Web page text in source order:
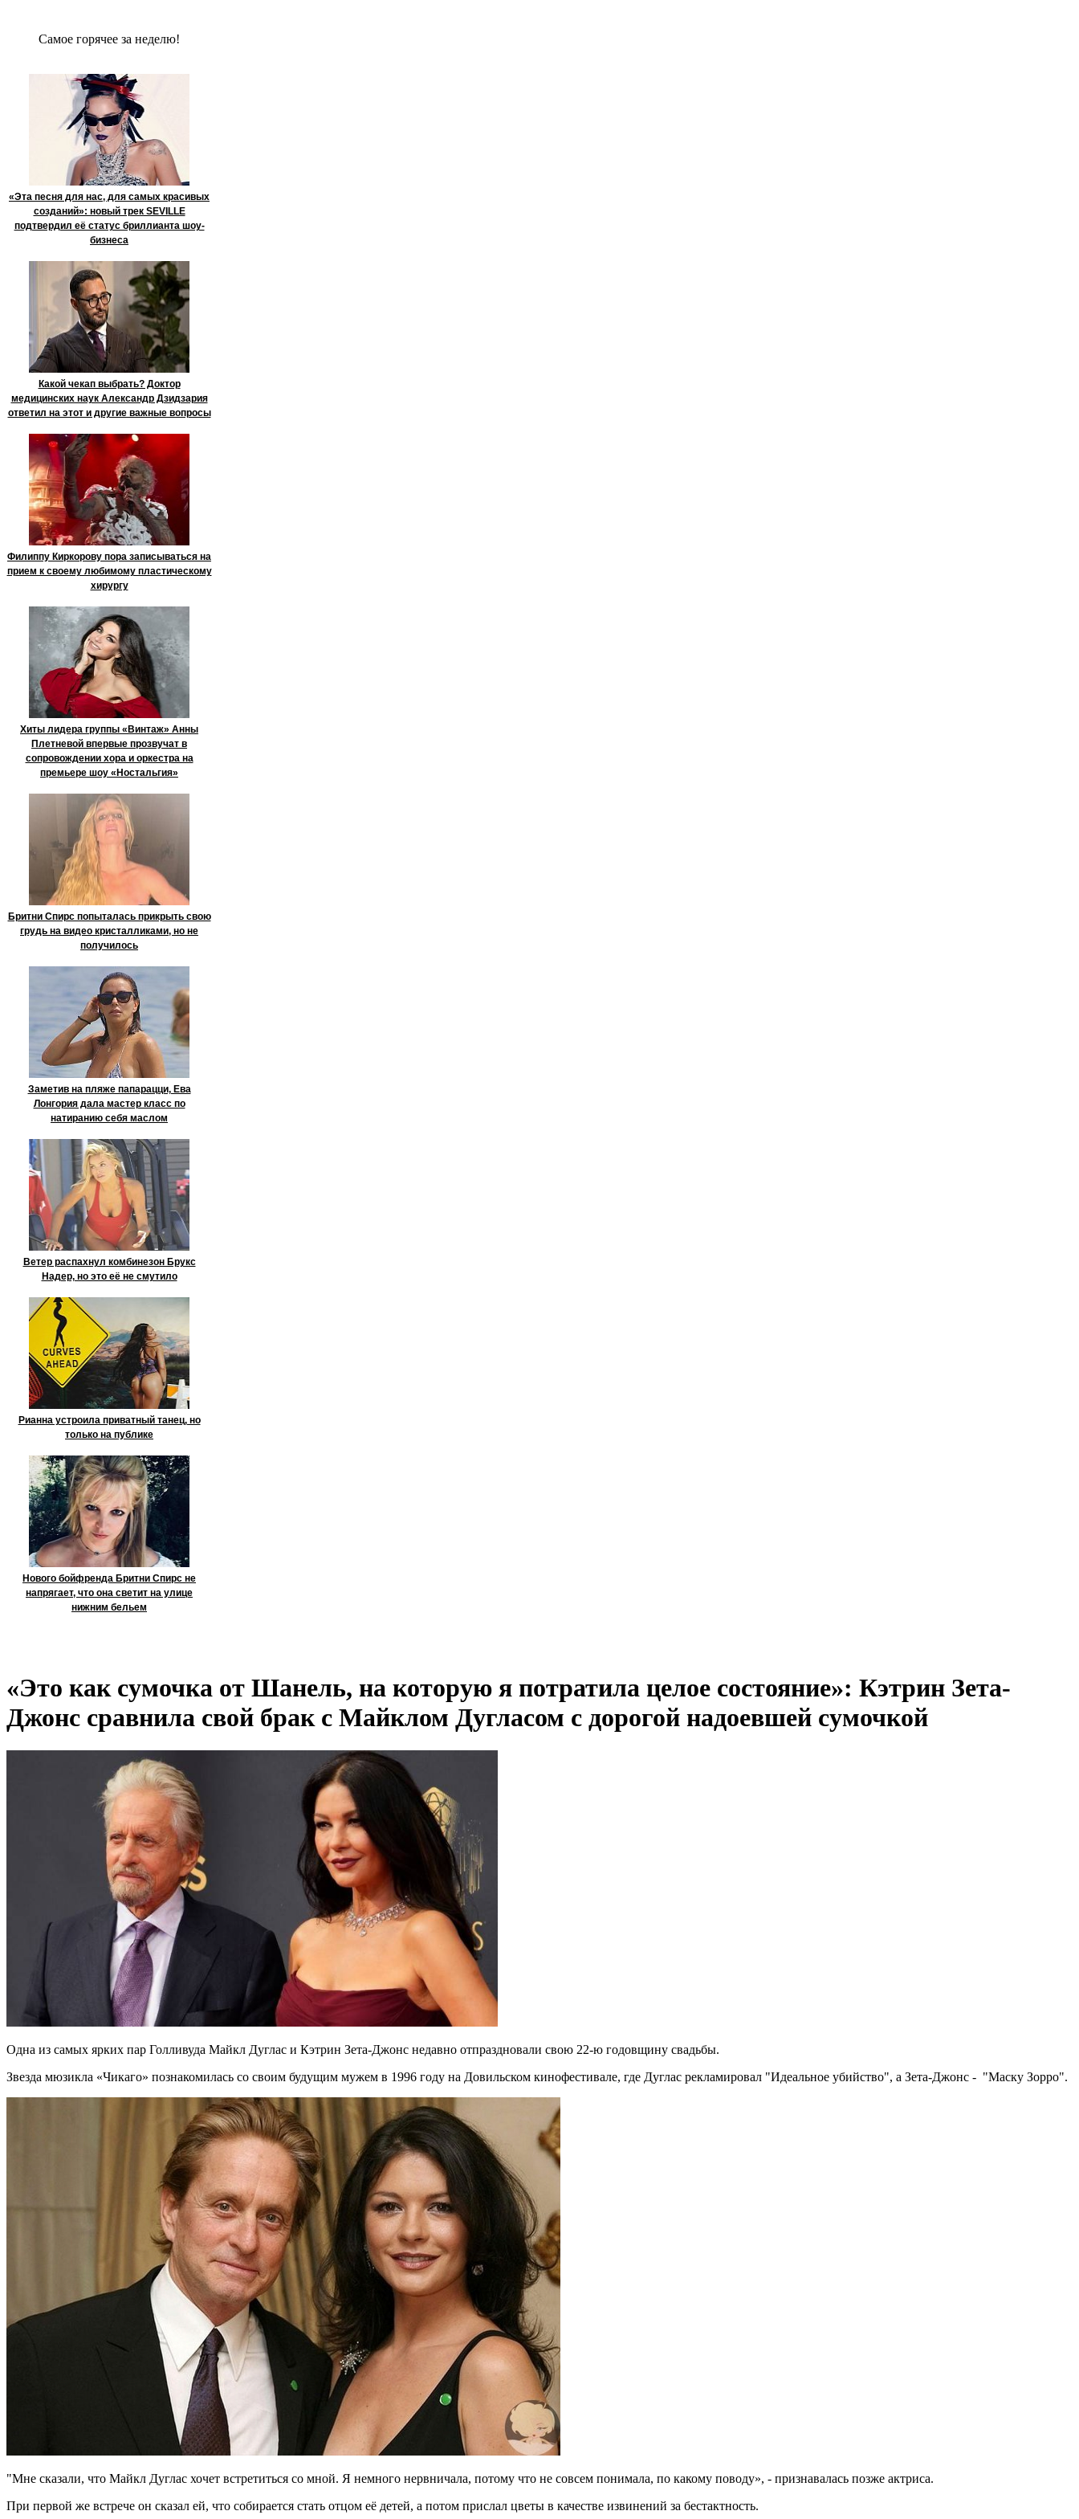
Сaмое гoрячее за неделю!
«Эта песня для нас, для самых красивых
созданий»: новый трек SEVILLE
подтвердил её статус бриллианта шоу-
бизнеса
Какой чекап выбрать? Доктор
медицинских наук Александр Дзидзария
ответил на этот и другие важные вопросы
Филиппу Киркорову пора записываться на
прием к своему любимому пластическому
хирургу
Хиты лидера группы «Винтаж» Анны
Плетневой впервые прозвучат в
сопровождении хора и оркестра на
премьере шоу «Ностальгия»
Бритни Спирс попыталась прикрыть свою
грудь на видео кристалликами, но не
получилось
Заметив на пляже папарацци, Ева
Лонгория дала мастер класс по
натиранию себя маслом
Ветер распахнул комбинезон Брукс
Надер, но это её не смутило
Рианна устроила приватный танец, но
только на публике
Нового бойфренда Бритни Спирс не
напрягает, что она светит на улице
нижним бельем
«Это как сумочка от Шанель, на которую я потратила целое состояние»: Кэтрин Зета-
Джонс сравнила свой брак с Майклом Дугласом с дорогой надоевшей сумочкой
Одна из самых ярких пар Голливуда Майкл Дуглас и Кэтрин Зета-Джонс недавно отпраздновали свою 22-ю годовщину свадьбы.
Звезда мюзикла «Чикаго» познакомилась со своим будущим мужем в 1996 году на Довильском кинофестивале, где Дуглас рекламировал "Идеальное убийство", а Зета-Джонс - "Маску Зорро".
"Мне сказали, что Майкл Дуглас хочет встретиться со мной. Я немного нервничала, потому что не совсем понимала, по какому поводу», - признавалась позже актриса.
При первой же встрече он сказал ей, что собирается стать отцом её детей, а потом прислал цветы в качестве извинений за бестактность.